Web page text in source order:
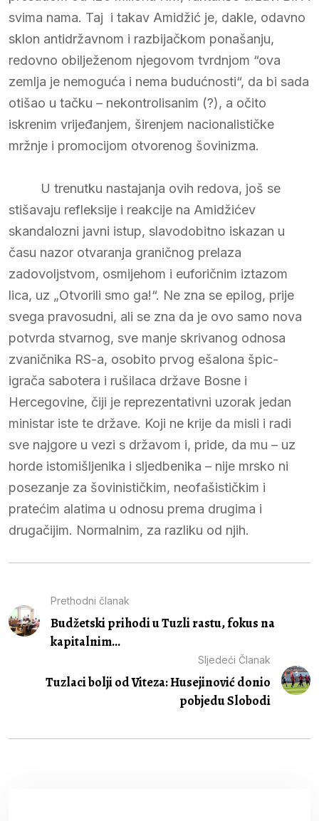
svima nama. Taj i takav Amidžić je, dakle, odavno
sklon antidržavnom i razbijačkom ponašanju,
redovno obilježenom njegovom tvrdnjom “ova
zemlja je nemoguća i nema budućnosti“, da bi sada
otišao u tačku – nekontrolisanim (?), a očito
iskrenim vrijeđanjem, širenjem nacionalističke
mržnje i promocijom otvorenog šovinizma.
U trenutku nastajanja ovih redova, još se
stišavaju refleksije i reakcije na Amidžićev
skandalozni javni istup, slavodobitno iskazan u
času nazor otvaranja graničnog prelaza
zadovoljstvom, osmijehom i euforičnim iztazom
lica, uz „Otvorili smo ga!“. Ne zna se epilog, prije
svega pravosudni, ali se zna da je ovo samo nova
potvrda stvarnog, sve manje skrivanog odnosa
zvaničnika RS-a, osobito prvog ešalona špic-
igrača sabotera i rušilaca države Bosne i
Hercegovine, čiji je reprezentativni uzorak jedan
ministar iste te države. Koji ne krije da misli i radi
sve najgore u vezi s državom i, pride, da mu – uz
horde istomišljenika i sljedbenika – nije mrsko ni
posezanje za šovinističkim, neofašističkim i
pratećim alatima u odnosu prema drugima i
drugačijim. Normalnim, za razliku od njih.
Prethodni članak
Budžetski prihodi u Tuzli rastu, fokus na
kapitalnim...
Sljedeći Članak
Tuzlaci bolji od Viteza: Husejinović donio
pobjedu Slobodi